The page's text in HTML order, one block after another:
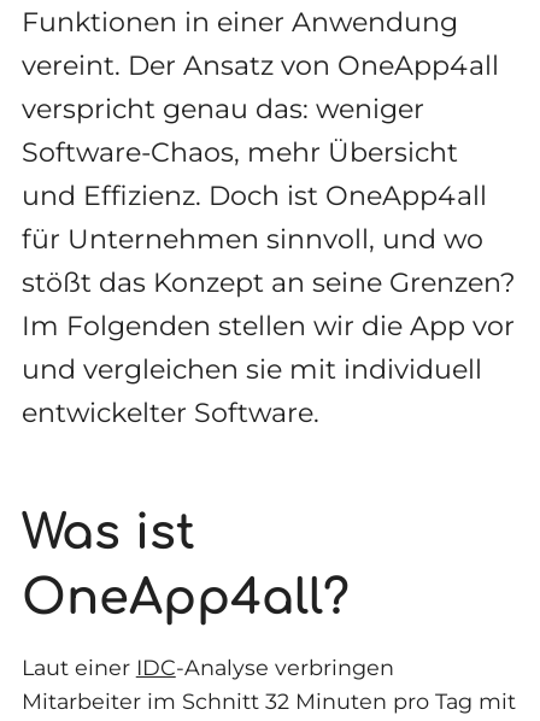
Funktionen in einer Anwendung
vereint. Der Ansatz von OneApp4all
verspricht genau das: weniger
Software-Chaos, mehr Übersicht
und Effizienz. Doch ist OneApp4all
für Unternehmen sinnvoll, und wo
stößt das Konzept an seine Grenzen?
Im Folgenden stellen wir die App vor
und vergleichen sie mit individuell
entwickelter Software.
Was ist
OneApp4all?
Laut einer IDC-Analyse verbringen
Mitarbeiter im Schnitt 32 Minuten pro Tag mit